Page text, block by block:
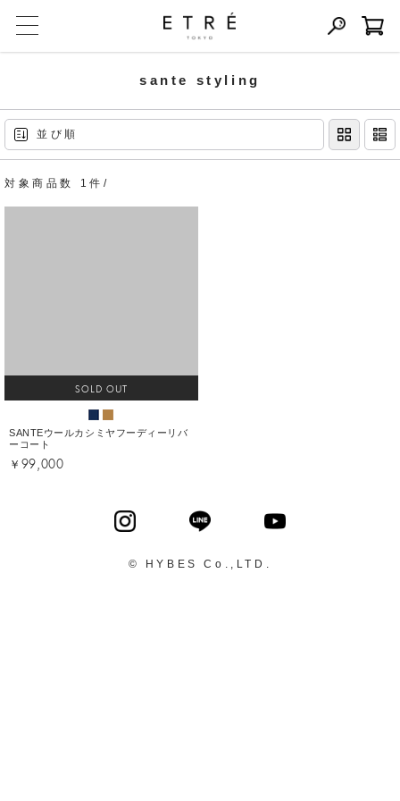
sante styling
並び順
対象商品数 1件/
SOLD OUT
SANTEウールカシミヤフーディーリバ
ーコート
￥99,000
© HYBES Co.,LTD.